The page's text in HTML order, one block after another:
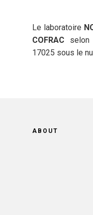
Le laboratoire
COFRAC selon
17025 sous le
ABOUT